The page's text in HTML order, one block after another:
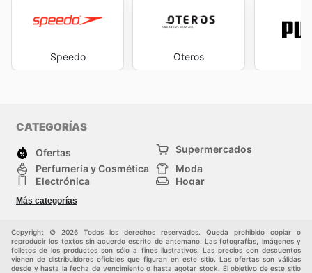
Speedo Oteros
CATEGORÍAS
Ofertas
Supermercados
Perfumería y Cosmética
Moda
Electrónica
Hogar
Deporte
Juguetes y bebés
Más categorías
Copyright © 2026 Todos los derechos reservados. Queda prohibido copiar o
reproducir los textos sin acuerdo escrito de antemano. Las fotografías, imágenes y
folletos de los productos son sólo a fines ilustrativos. Las precios con descuentos
vienen de distribuidores oficiales que figuran en este sitio. Las ofertas son válidas
desde y hasta la fecha de vencimiento o hasta agotar stock. El objetivo de este sitio